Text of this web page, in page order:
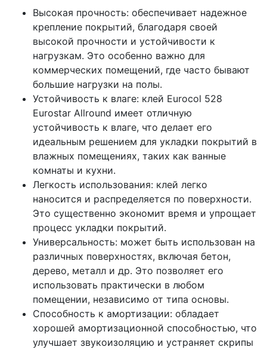
Высокая прочность: обеспечивает надежное
крепление покрытий, благодаря своей
высокой прочности и устойчивости к
нагрузкам. Это особенно важно для
коммерческих помещений, где часто бывают
большие нагрузки на полы.
Устойчивость к влаге: клей Eurocol 528
Eurostar Allround имеет отличную
устойчивость к влаге, что делает его
идеальным решением для укладки покрытий в
влажных помещениях, таких как ванные
комнаты и кухни.
Легкость использования: клей легко
наносится и распределяется по поверхности.
Это существенно экономит время и упрощает
процесс укладки покрытий.
Универсальность: может быть использован на
различных поверхностях, включая бетон,
дерево, металл и др. Это позволяет его
использовать практически в любом
помещении, независимо от типа основы.
Способность к амортизации: обладает
хорошей амортизационной способностью, что
улучшает звукоизоляцию и устраняет скрипы